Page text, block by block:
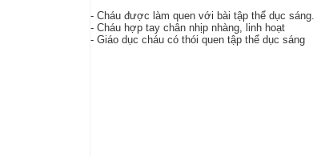
- Cháu được làm quen với bài tập thể dục sáng.
- Cháu hợp tay chân nhịp nhàng, linh hoạt
- Giáo dục cháu có thói quen tập thể dục sáng